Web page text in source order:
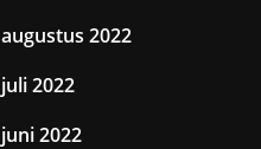
augustus 2022
juli 2022
juni 2022